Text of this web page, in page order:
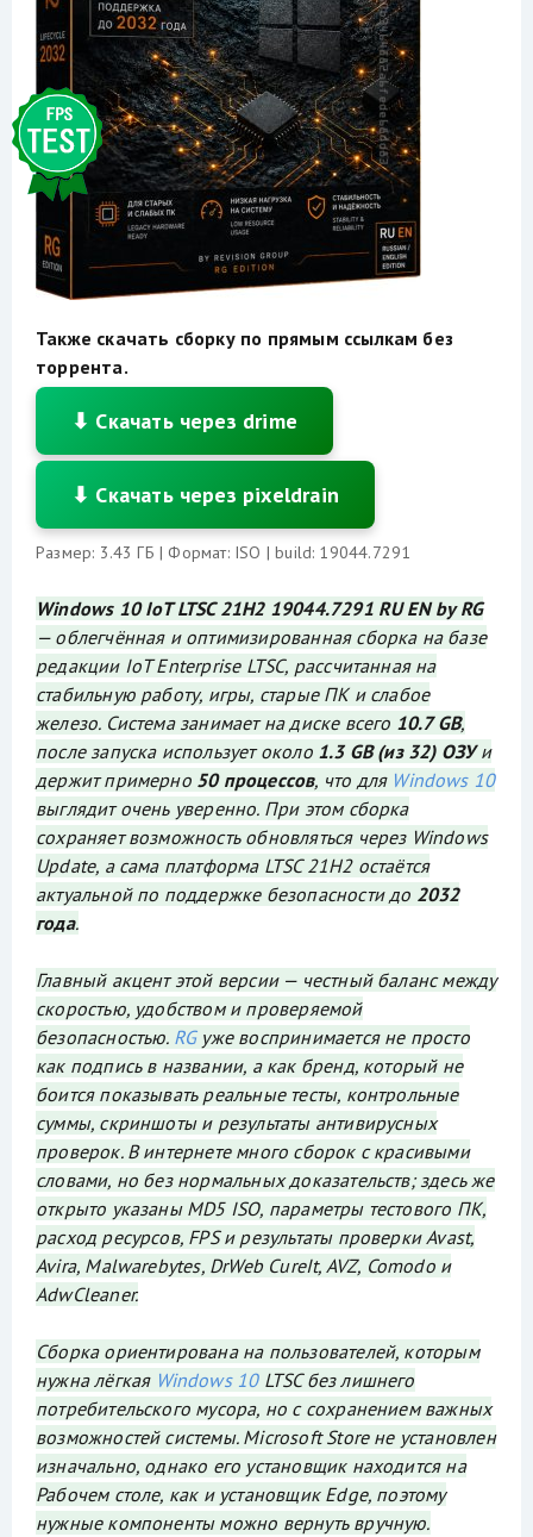
Также скачать сборку по прямым ссылкам без
торрента.
⬇ Скачать через drime
⬇ Скачать через pixeldrain
Размер: 3.43 ГБ | Формат: ISO | build: 19044.7291
Windows 10 IoT LTSC 21H2 19044.7291 RU EN by RG
— облегчённая и оптимизированная сборка на базе
редакции IoT Enterprise LTSC, рассчитанная на
стабильную работу, игры, старые ПК и слабое
железо. Система занимает на диске всего 10.7 GB,
после запуска использует около 1.3 GB (из 32) ОЗУи
держит примерно 50 процессов, что для Windows 10
выглядит очень уверенно. При этом сборка
сохраняет возможность обновляться через Windows
Update, а сама платформа LTSC 21H2 остаётся
актуальной по поддержке безопасности до 2032
года.
Главный акцент этой версии — честный баланс между
скоростью, удобством и проверяемой
безопасностью. RGуже воспринимается не просто
как подпись в названии, а как бренд, который не
боится показывать реальные тесты, контрольные
суммы, скриншоты и результаты антивирусных
проверок. В интернете много сборок с красивыми
словами, но без нормальных доказательств; здесь же
открыто указаны MD5 ISO, параметры тестового ПК,
расход ресурсов, FPS и результаты проверки Avast,
Avira, Malwarebytes, DrWeb CureIt, AVZ, Comodo и
AdwCleaner.
Сборка ориентирована на пользователей, которым
нужна лёгкая Windows 10LTSC без лишнего
потребительского мусора, но с сохранением важных
возможностей системы. Microsoft Store не установлен
изначально, однако его установщик находится на
Рабочем столе, как и установщик Edge, поэтому
нужные компоненты можно вернуть вручную.